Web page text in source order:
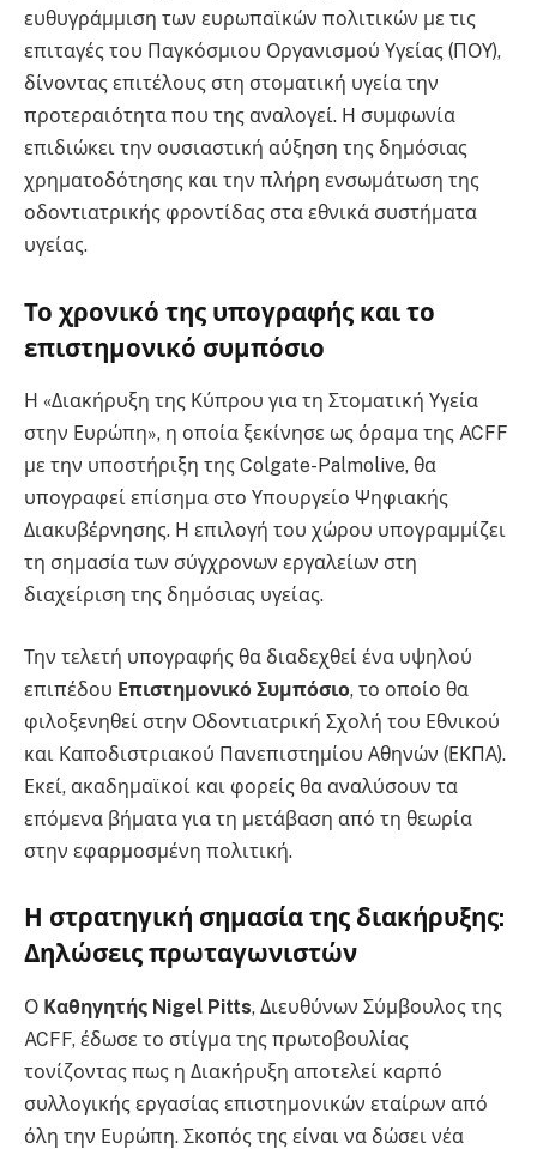
ευθυγράμμιση των ευρωπαϊκών πολιτικών με τις
επιταγές του Παγκόσμιου Οργανισμού Υγείας (ΠΟΥ),
δίνοντας επιτέλους στη στοματική υγεία την
προτεραιότητα που της αναλογεί. Η συμφωνία
επιδιώκει την ουσιαστική αύξηση της δημόσιας
χρηματοδότησης και την πλήρη ενσωμάτωση της
οδοντιατρικής φροντίδας στα εθνικά συστήματα
υγείας.
Το χρονικό της υπογραφής και το
επιστημονικό συμπόσιο
Η «Διακήρυξη της Κύπρου για τη Στοματική Υγεία
στην Ευρώπη», η οποία ξεκίνησε ως όραμα της ACFF
με την υποστήριξη της Colgate-Palmolive, θα
υπογραφεί επίσημα στο Υπουργείο Ψηφιακής
Διακυβέρνησης. Η επιλογή του χώρου υπογραμμίζει
τη σημασία των σύγχρονων εργαλείων στη
διαχείριση της δημόσιας υγείας.
Την τελετή υπογραφής θα διαδεχθεί ένα υψηλού
επιπέδου Επιστημονικό Συμπόσιο, το οποίο θα
φιλοξενηθεί στην Οδοντιατρική Σχολή του Εθνικού
και Καποδιστριακού Πανεπιστημίου Αθηνών (ΕΚΠΑ).
Εκεί, ακαδημαϊκοί και φορείς θα αναλύσουν τα
επόμενα βήματα για τη μετάβαση από τη θεωρία
στην εφαρμοσμένη πολιτική.
Η στρατηγική σημασία της διακήρυξης:
Δηλώσεις πρωταγωνιστών
Ο Καθηγητής Nigel Pitts, Διευθύνων Σύμβουλος της
ACFF, έδωσε το στίγμα της πρωτοβουλίας
τονίζοντας πως η Διακήρυξη αποτελεί καρπό
συλλογικής εργασίας επιστημονικών εταίρων από
όλη την Ευρώπη. Σκοπός της είναι να δώσει νέα